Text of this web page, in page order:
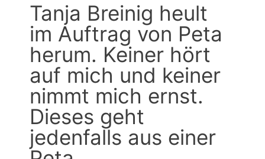
Tanja Breinig heult
im Auftrag von Peta
herum. Keiner hört
auf mich und keiner
nimmt mich ernst.
Dieses geht
jedenfalls aus einer